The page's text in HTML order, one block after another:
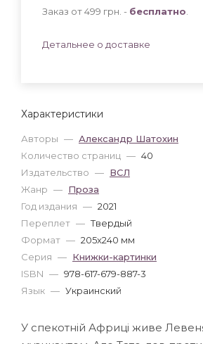
Характеристики
Авторы — Александр Шатохин
Количество страниц — 40
Издательство — ВСЛ
Жанр — Проза
Год издания — 2021
Переплет — Твердый
Формат — 205x240 мм
Серия — Книжки-картинки
ISBN — 978-617-679-887-3
Язык — Украинский
Заказ от 499 грн. - бесплатно
Детальнее о доставке
У спекотній Африці живе